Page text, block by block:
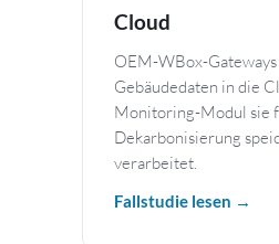
Cloud
OEM-WBox-
Gebäudedaten in die
Monitoring-Modul sie
Dekarbonisierung
verarbeitet.
Fallstudie lesen →